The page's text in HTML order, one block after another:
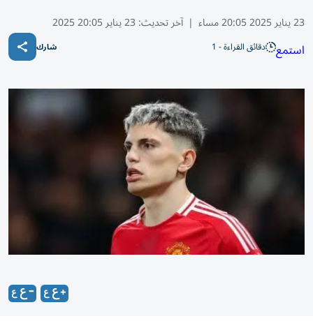
23 يناير 2025 20:05 مساء | آخر تحديث: 23 يناير 20:05 2025
استمع دقائق القراءة - 1 شارك